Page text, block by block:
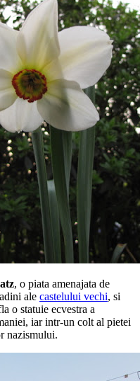
, o piata amenajata de
ale castelului vechi, si
o statuie ecvestra a
iar intr-un colt al pietei
nazismului.